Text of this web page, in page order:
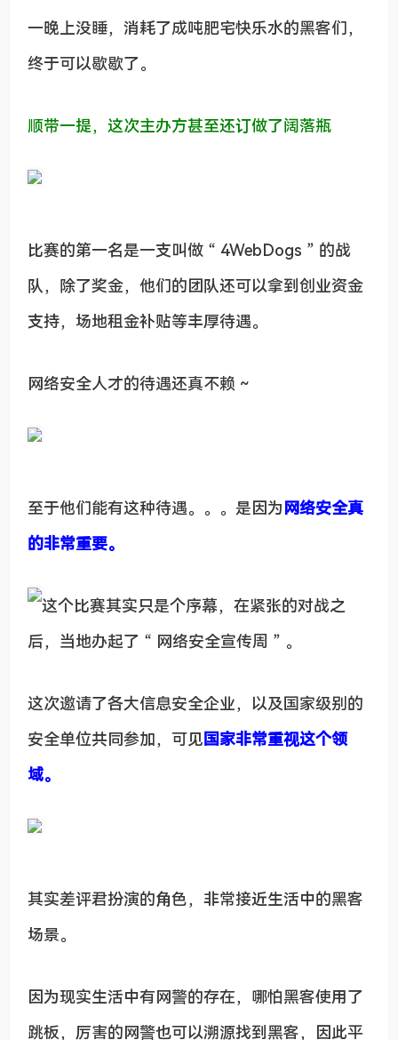
一晚上没睡，消耗了成吨肥宅快乐水的黑客们，
终于可以歇歇了。
顺带一提，这次主办方甚至还订做了阔落瓶
比赛的第一名是一支叫做 “ 4WebDogs ” 的战
队，除了奖金，他们的团队还可以拿到创业资金
支持，场地租金补贴等丰厚待遇。
网络安全人才的待遇还真不赖 ~
至于他们能有这种待遇。。。是因为网络安全真
的非常重要。
这个比赛其实只是个序幕，在紧张的对战之
后，当地办起了 “ 网络安全宣传周 ” 。
这次邀请了各大信息安全企业，以及国家级别的
安全单位共同参加，可见国家非常重视这个领
域。
其实差评君扮演的角色，非常接近生活中的黑客
场景。
因为现实生活中有网警的存在，哪怕黑客使用了
跳板，厉害的网警也可以溯源找到黑客，因此平